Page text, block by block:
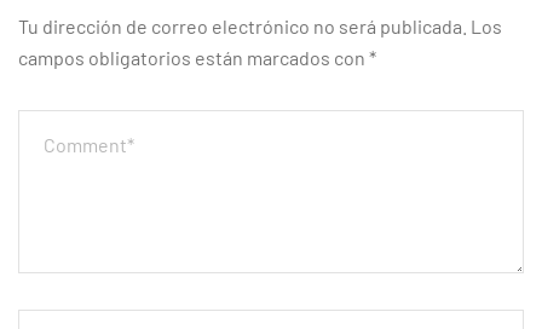
Tu dirección de correo electrónico no será publicada. Los
campos obligatorios están marcados con *